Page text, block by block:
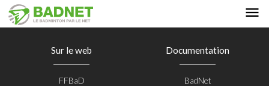
Sur le web
FFBaD
Documentation
BadNet